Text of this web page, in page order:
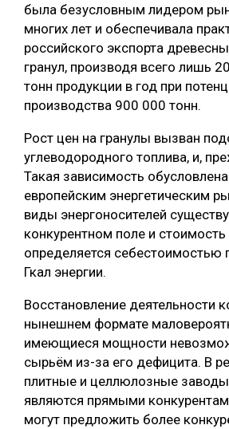
была безусловным лидером
многих лет и обеспечивала
российского экспорта
гранул, производя всего лишь
тонн продукции в год при
производства 900 000 тонн.
Рост цен на гранулы вызван
углеводородного топлива, и,
Такая зависимость
европейским энергетическим
виды энергоносителей
конкурентном поле и стоимость
определяется себестоимостью
Гкал энергии.
Восстановление деятельности
нынешнем формате
имеющиеся мощности
сырьём из-за его дефицита. В
плитные и целлюлозные
являются прямыми
могут предложить более